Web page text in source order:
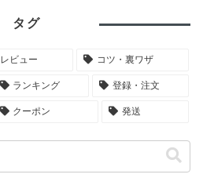
タグ
レビュー コツ・裏ワザ
ランキング 登録・注文
クーポン 発送